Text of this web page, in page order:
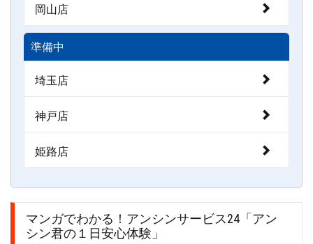
岡山店
準備中
埼玉店
神戸店
姫路店
マンガでわかる！アンシンサービス24「アン
シン君の１日安心体験」